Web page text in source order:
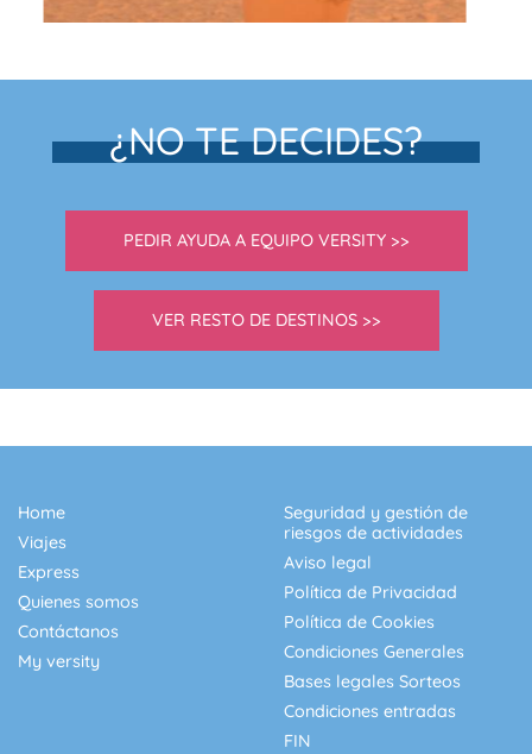
¿NO TE DECIDES?
PEDIR AYUDA A EQUIPO VERSITY >>
VER RESTO DE DESTINOS >>
Home
Viajes
Express
Quienes somos
Contáctanos
My versity
Seguridad y gestión de
riesgos de actividades
Aviso legal
Política de Privacidad
Política de Cookies
Condiciones Generales
Bases legales Sorteos
Condiciones entradas
FIN